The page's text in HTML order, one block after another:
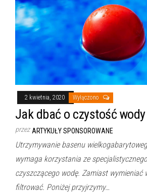
2 kwietnia, 2020 Wyłączono
Jak dbać o czystość
przez ARTYKUŁY SPONSOROWANE
Utrzymywanie basenu
wymaga korzystania ze
czyszczącego wodę. Zamiast wymieniać
filtrować. Poniżej przyjrzymy…